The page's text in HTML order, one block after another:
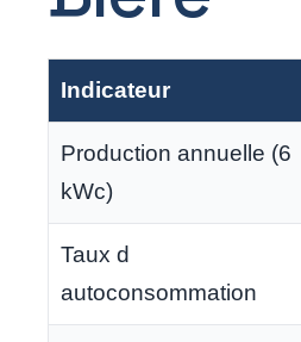
Indicateur
Production annuelle (6
kWc)
Taux d
autoconsommation